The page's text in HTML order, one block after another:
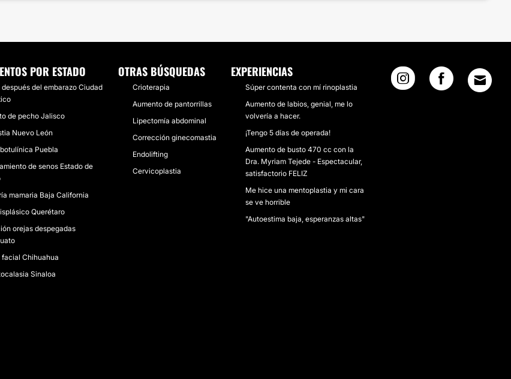
POR ESTADO
del embarazo Ciudad
de pecho Jalisco
Nuevo León
Puebla
de senos Estado de
mamaria Baja California
Querétaro
orejas despegadas
facial Chihuahua
Sinaloa
OTRAS BÚSQUEDAS
Crioterapia
Aumento de pantorrillas
Lipectomía abdominal
Corrección ginecomastia
Endolifting
Cervicoplastia
EXPERIENCIAS
Súper contenta con mí rinoplastia
Aumento de labios, genial, me lo
volvería a hacer.
¡Tengo 5 días de operada!
Aumento de busto 470 cc con la
Dra. Myriam Tejede - Espectacular,
satisfactorio FELIZ
Me hice una mentoplastia y mi cara
se ve horrible
"Autoestima baja, esperanzas altas"